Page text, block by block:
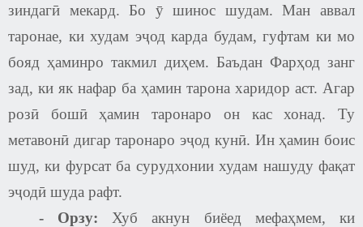
зиндагӣ мекард. Бо ӯ шинос шудам. Ман аввал
таронае, ки худам эҷод карда будам, гуфтам ки мо
бояд ҳаминро такмил диҳем. Баъдан Фарҳод занг
зад, ки як нафар ба ҳамин тарона харидор аст. Агар
розӣ бошӣ ҳамин таронаро он кас хонад. Ту
метавонӣ дигар таронаро эҷод кунӣ. Ин ҳамин боис
шуд, ки фурсат ба сурудхонии худам нашуду фақат
эҷодӣ шуда рафт.
-
Орзу: Хуб акнун биёед мефаҳмем, ки